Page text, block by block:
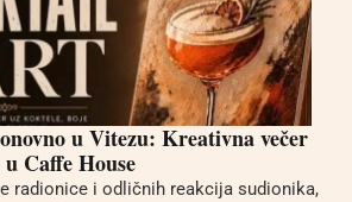
u Vitezu: Kreativna večer
Caffe House
radionice i odličnih reakcija sudionika,